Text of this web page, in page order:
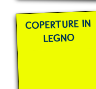
COPERTURE IN
LEGNO